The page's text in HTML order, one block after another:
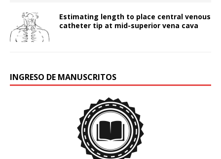
Estimating length to place central venous
catheter tip at mid-superior vena cava
INGRESO DE MANUSCRITOS